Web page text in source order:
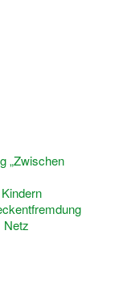
"Bewegt gesund
„Zwischen
Netz